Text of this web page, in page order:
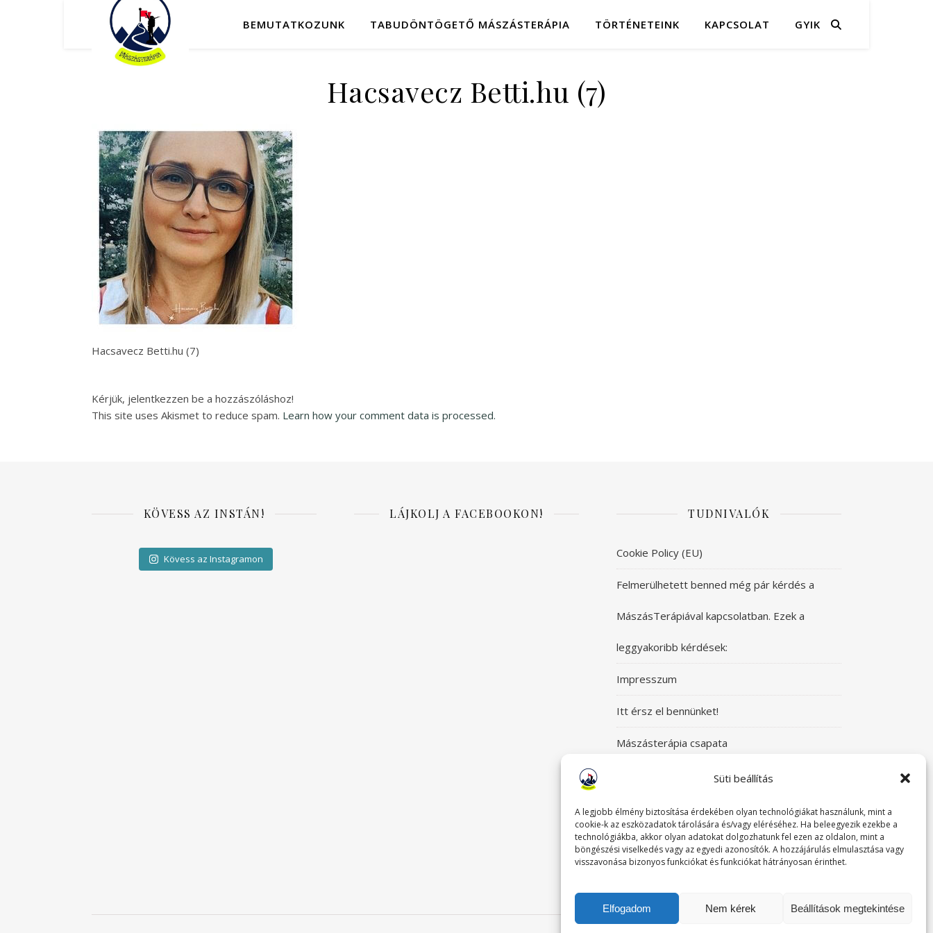
Süti beállítás
A legjobb élmény biztosítása érdekében olyan technológiákat használunk, mint a
cookie-k az eszközadatok tárolására és/vagy eléréséhez. Ha beleegyezik ezekbe a
technológiákba, akkor olyan adatokat dolgozhatunk fel ezen az oldalon, mint a
böngészési viselkedés vagy az egyedi azonosítók. A hozzájárulás elmulasztása vagy
visszavonása bizonyos funkciókat és funkciókat hátrányosan érinthet.
Elfogadom Nem kérek Beállítások megtekintése
BEMUTATKOZUNK TABUDÖNTÖGETŐ MÁSZÁSTERÁPIA TÖRTÉNETEINK KAPCSOLAT GYIK
Hacsavecz Betti.hu (7)
Hacsavecz Betti.hu (7)
Kérjük, jelentkezzen be a hozzászóláshoz!
This site uses Akismet to reduce spam. Learn how your comment data is processed.
KÖVESS AZ INSTÁN!
Kövess az Instagramon
LÁJKOLJ A FACEBOOKON! TUDNIVALÓK
Cookie Policy (EU)
Felmerülhetett benned még pár kérdés a
MászásTerápiával kapcsolatban. Ezek a
leggyakoribb kérdések:
Impresszum
Itt érsz el bennünket!
Mászásterápia csapata
Szeretettel üdvözlünk a Mászásterápia oldalán!
Gyere, nézz körül!
TABUDÖNTÖGETŐ MászásTerápia
Történeteink